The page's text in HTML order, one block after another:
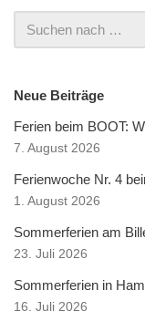
Neue Beiträge
Ferien beim BOOT:
7. August 2026
Ferienwoche Nr. 4
1. August 2026
Sommerferien am
23. Juli 2026
Sommerferien in
16. Juli 2026